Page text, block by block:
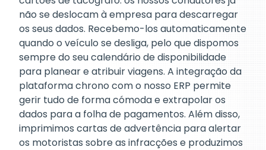
não se deslocam à empresa para descarregar
os seus dados. Recebemo-los automaticamente
quando o veículo se desliga, pelo que dispomos
sempre do seu calendário de disponibilidade
para planear e atribuir viagens. A integração da
plataforma chrono com o nosso ERP permite
gerir tudo de forma cómoda e extrapolar os
dados para a folha de pagamentos. Além disso,
imprimimos cartas de advertência para alertar
os motoristas sobre as infracções e produzimos